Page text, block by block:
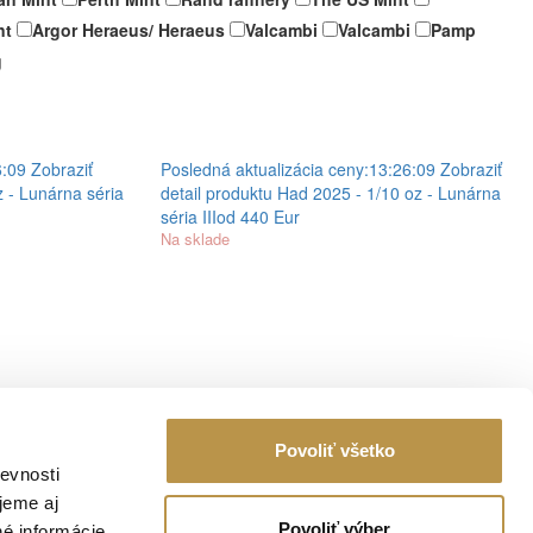
aj
Povoliť všetko
Povoliť výber
Argor Heraeus/ Heraeus Valcambi Valcambi
Pamp
Zobraziť
- Lunárna séria
Posledná aktualizácia ceny:13:26:09 Zobraziť
detail produktu Had 2025 - 1/10 oz - Lunárna
séria IIIod 440 Eur
Na sklade